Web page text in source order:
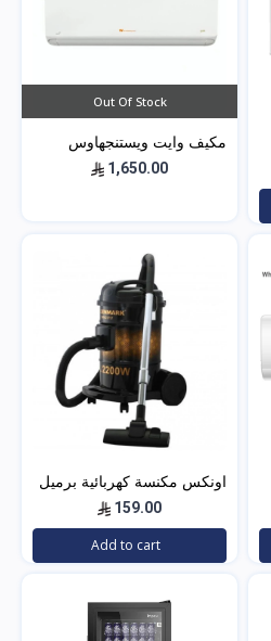
Out Of Stock
مكيف وايت ويستنجهاوس
اسبليت جولد 18500 بارد1,650.00
اونكس مكنسة كهربائية برميل
2200 واط - 21 ليتر - أسود -
5304
159.00
Add to cart